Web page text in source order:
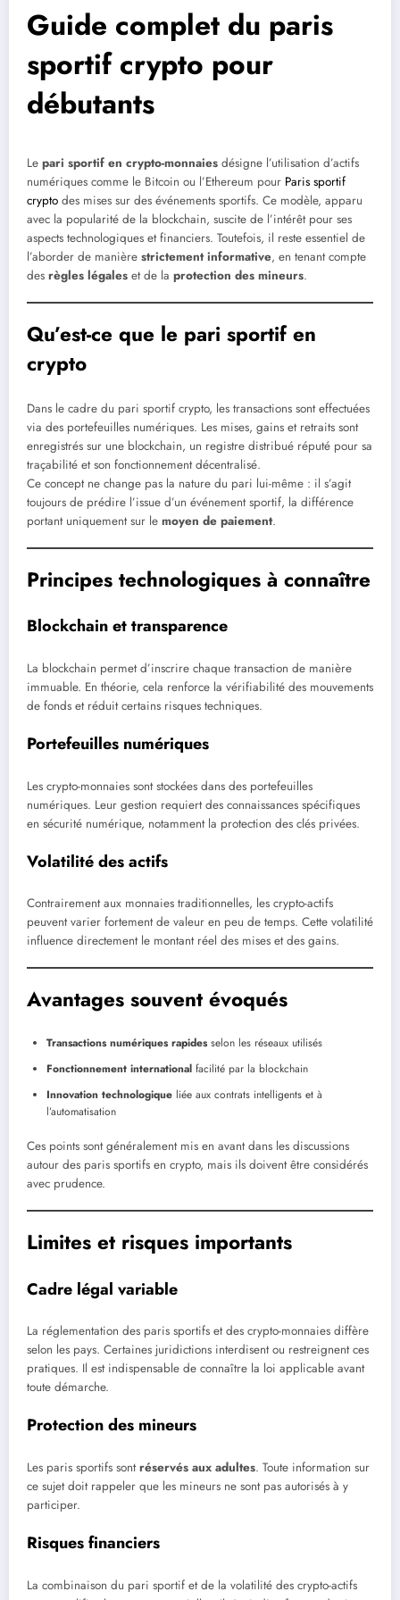
Guide complet du paris
sportif crypto pour
débutants
Le pari sportif en crypto-monnaies désigne l’utilisation d’actifs
numériques comme le Bitcoin ou l’Ethereum pour Paris sportif
crypto des mises sur des événements sportifs. Ce modèle, apparu
avec la popularité de la blockchain, suscite de l’intérêt pour ses
aspects technologiques et financiers. Toutefois, il reste essentiel de
l’aborder de manière strictement informative, en tenant compte
des règles légales et de la protection des mineurs.
Qu’est-ce que le pari sportif en
crypto
Dans le cadre du pari sportif crypto, les transactions sont effectuées
via des portefeuilles numériques. Les mises, gains et retraits sont
enregistrés sur une blockchain, un registre distribué réputé pour sa
traçabilité et son fonctionnement décentralisé.
Ce concept ne change pas la nature du pari lui-même : il s’agit
toujours de prédire l’issue d’un événement sportif, la différence
portant uniquement sur le moyen de paiement.
Principes technologiques à connaître
Blockchain et transparence
La blockchain permet d’inscrire chaque transaction de manière
immuable. En théorie, cela renforce la vérifiabilité des mouvements
de fonds et réduit certains risques techniques.
Portefeuilles numériques
Les crypto-monnaies sont stockées dans des portefeuilles
numériques. Leur gestion requiert des connaissances spécifiques
en sécurité numérique, notamment la protection des clés privées.
Volatilité des actifs
Contrairement aux monnaies traditionnelles, les crypto-actifs
peuvent varier fortement de valeur en peu de temps. Cette volatilité
influence directement le montant réel des mises et des gains.
Avantages souvent évoqués
Transactions numériques rapidesselon les réseaux utilisés
Fonctionnement international facilité par la blockchain
Innovation technologique liée aux contrats intelligents et à
l’automatisation
Ces points sont généralement mis en avant dans les discussions
autour des paris sportifs en crypto, mais ils doivent être considérés
avec prudence.
Limites et risques importants
Cadre légal variable
La réglementation des paris sportifs et des crypto-monnaies diffère
selon les pays. Certaines juridictions interdisent ou restreignent ces
pratiques. Il est indispensable de connaître la loi applicable avant
toute démarche.
Protection des mineurs
Les paris sportifs sontréservés aux adultes. Toute information sur
ce sujet doit rappeler que les mineurs ne sont pas autorisés à y
participer.
Risques financiers
La combinaison du pari sportif et de la volatilité des crypto-actifs